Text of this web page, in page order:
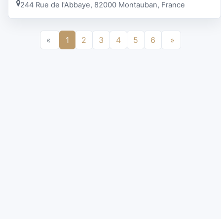
244 Rue de l'Abbaye, 82000 Montauban, France
« 1 2 3 4 5 6 »